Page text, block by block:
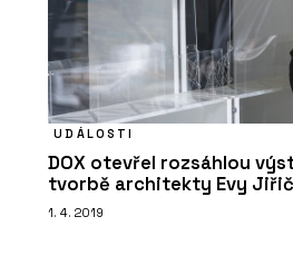
UDÁLOSTI
DOX otevřel rozsáhlou
tvorbě architekty Evy
1. 4. 2019